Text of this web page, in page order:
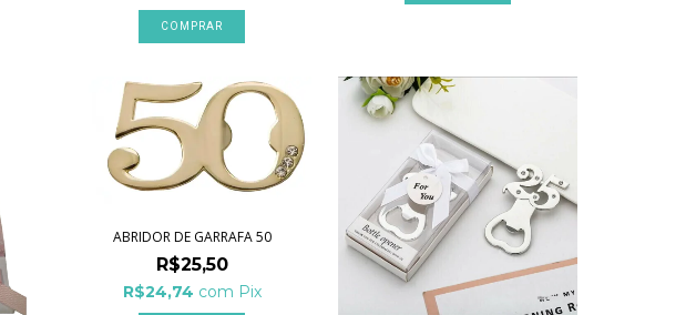
COMPRAR
ABRIDOR DE GARRAFA 50
R$25,50
R$24,74 com Pix